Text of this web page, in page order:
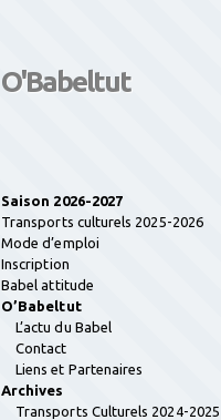
O'Babeltut
Saison 2026-2027
Transports culturels 2025-2026
Mode d’emploi
Inscription
Babel attitude
O’Babeltut
L’actu du Babel
Contact
Liens et Partenaires
Archives
Transports Culturels 2024-2025